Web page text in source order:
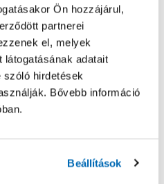
Ön hozzájárul,
partnerei
el, melyek
látogatásának adatait
hirdetések
Bővebb információ
Beállítások